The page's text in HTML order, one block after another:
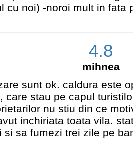
cu noi) -noroi mult in fata
4.8
mihnea
sunt ok. caldura este
care stau pe capul
nu stiu din ce
inchiriata toata vila.
si sa fumezi trei zile pe